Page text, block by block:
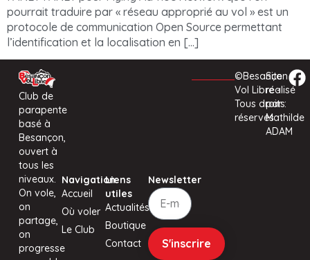
pourrait traduire par « réseau approprié au vol » est un
protocole de communication Open Source permettant
l’identification et la localisation en […]
Club de
parapente
basé à
Besançon,
ouvert à
tous les
niveaux.
On vole,
on
partage,
on
progresse
Navigation
Accueil
Où voler
Le Club
Liens
utiles
Actualités
Boutique
Contact
Newsletter
S'inscrire
©Besançon
Vol Libre -
Tous droits
réservés
Site
réalisé
par :
Mathilde
ADAM